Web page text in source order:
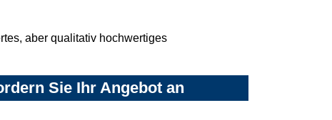
aber qualitativ hochwertiges
Sie Ihr Angebot an